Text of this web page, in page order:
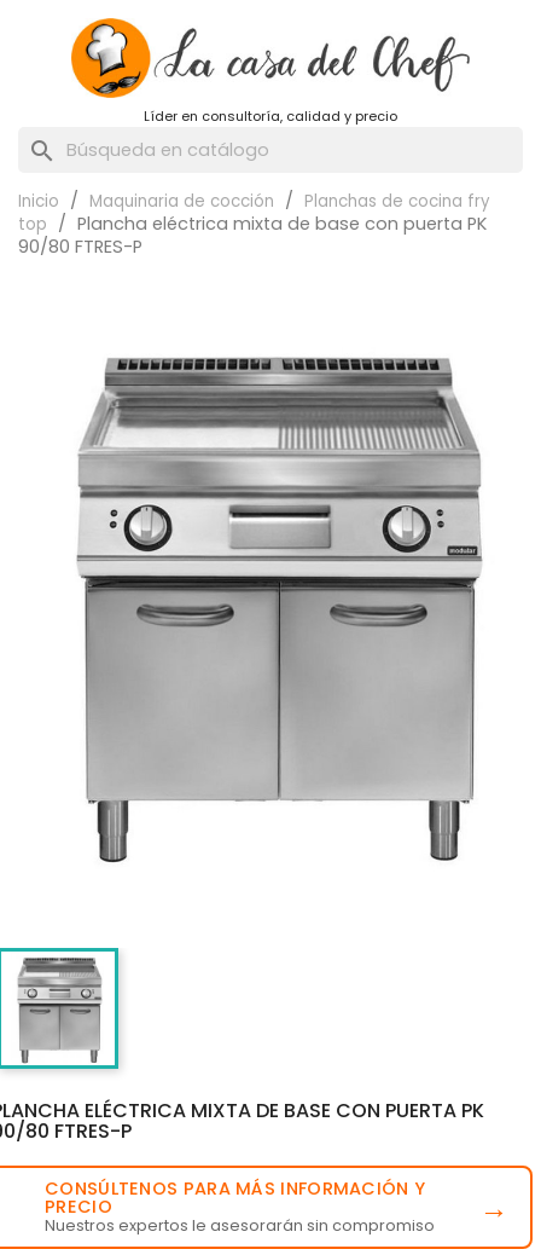
Líder en consultoría, calidad y precio
search
Inicio Maquinaria de cocción
Planchas de cocina fry
top
Plancha eléctrica mixta de base con puerta PK
90/80 FTRES-P
ELÉCTRICA MIXTA DE BASE CON PUERTA PK
80 FTRES-P
CONSÚLTENOS PARA MÁS INFORMACIÓN Y
PRECIO
Nuestros expertos le asesorarán sin compromiso →